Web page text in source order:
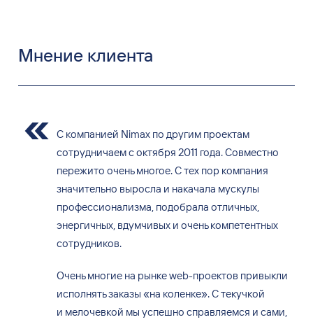
Мнение клиента
С компанией Nimax по другим проектам
сотрудничаем с октября 2011 года. Совместно
пережито очень многое. С тех пор компания
значительно выросла и накачала мускулы
профессионализма, подобрала отличных,
энергичных, вдумчивых и очень компетентных
сотрудников.
Очень многие на рынке web-проектов привыкли
исполнять заказы «на коленке». С текучкой
и мелочевкой мы успешно справляемся и сами,